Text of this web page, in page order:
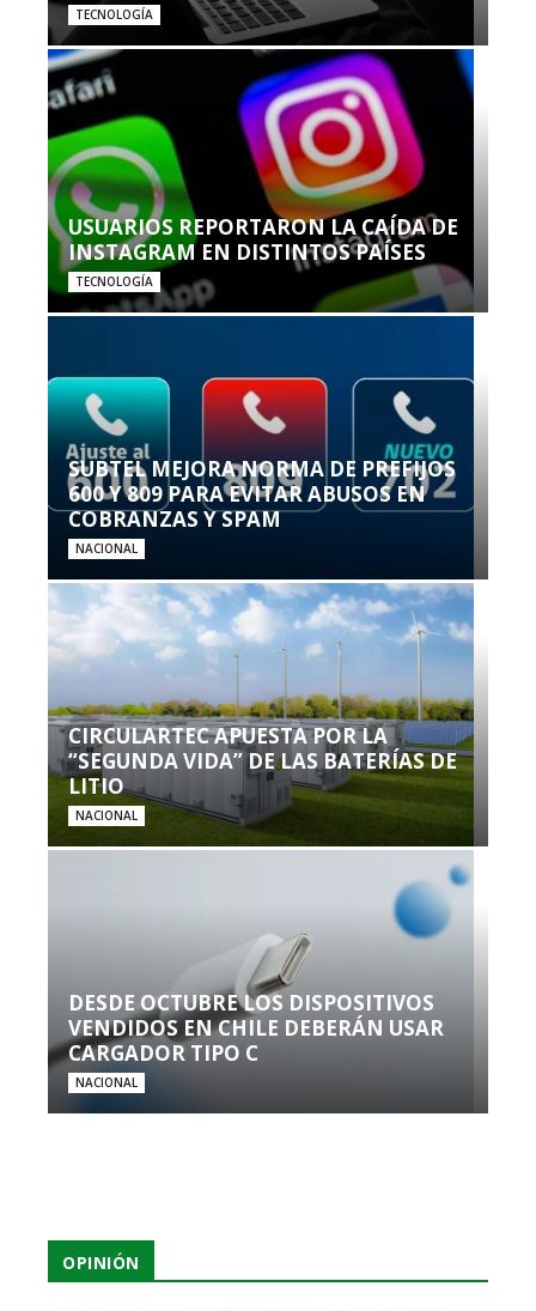
TECNOLOGÍA
USUARIOS REPORTARON LA CAÍDA DE
INSTAGRAM EN DISTINTOS PAÍSES
TECNOLOGÍA
SUBTEL MEJORA NORMA DE PREFIJOS
600 Y 809 PARA EVITAR ABUSOS EN
COBRANZAS Y SPAM
NACIONAL
CIRCULARTEC APUESTA POR LA
“SEGUNDA VIDA” DE LAS BATERÍAS DE
LITIO
NACIONAL
DESDE OCTUBRE LOS DISPOSITIVOS
VENDIDOS EN CHILE DEBERÁN USAR
CARGADOR TIPO C
NACIONAL
OPINIÓN